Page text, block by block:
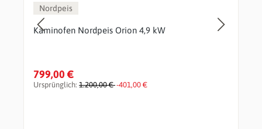
Nordpeis
Kaminofen Nordpeis Orion 4,9 kW
799,00 €
Ursprünglich: 1.200,00 €-401,00 €